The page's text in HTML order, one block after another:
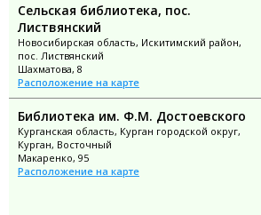
Сельская библиотека, пос.
Листвянский
Новосибирская область, Искитимский район,
пос. Листвянский
Шахматова, 8
Расположение на карте
Библиотека им. Ф.М. Достоевского
Курганская область, Курган городской округ,
Курган, Восточный
Макаренко, 95
Расположение на карте